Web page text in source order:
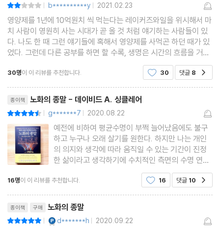
5장 먹기 좋은 알약
삶이 끝나야 한다고 말하는 법칙은 없다 | 이스터섬에서 발견한 장
수약, 라파마이신 | 커피 한 잔보다 싼 항노화제, 메트포르민 | 스택,
건강수명을 책임지는 물질들 | 최고의 스택, NAD | 불임 치료의 새
로운 희망 | 아버지의 반란 | 우리 앞에 펼쳐질 미래
6장 원대한 도약
우리 몸의 좀비, 노화세포 | 무임승차자 제거하기 | 노화 예방 접종:
미래의 백신을 찾아서 | 세포를 재프로그래밍하다 | 중추신경 재생:
노화 역전과 회춘의 실마리 | 해결되지 않은 의문들
7장 혁신의 시대
정밀의료의 탄생 | 내 상태를 안다는 것의 중요성 | 개인 생체감지기
의 시대| 최악의 팬데믹에 대비하라 | 누구에게 내 정보를 맡길 것인
가 | 더욱더 빨라지는 검사 | 백신 개발의 새 시대 | 맞춤 신체 기관
| b**********y | 2021.02.23
영양제를 1년에 10억원치 씩 먹는다는 레이커즈와일을 위시해서 마
치 사람이 영원히 사는 시대가 곧 올 것 처럼 얘기하는 사람들이 있
다. 나도 한 때 그런 얘기들에 혹해서 영양제를 사먹곤 하던 때가 있
었다. 그런데 다른 공부를 하면 할 수록, 생명은 시간의 흐름을 거스
사여구는 자본주의 자체와 연관이 깊다.
30명이 이 리뷰를 추천합니다. 30 댓글 8
종이책 노화의 종말 - 데이비드 A. 싱클레어
| g*******7 | 2020.08.22
예전에 비하여 평균수명이 부쩍 늘어났음에도 불구
하고 누구나 오래 살기를 원한다. 하지만 나는 개인
의 의지와 생각에 따라 움직일 수 있는 기간이 진정
한 삶이라고 생각하기에 수치적인 측면의 수명 연장
에는 그다지 관심이 없다. 오랜 시간 병상에 누워서
생명 연장 장치에 의존하여 투병을 하거나 치매와 같
달리면서 생명을 이어
16명이 이 리뷰를 추천합니다. 16 댓글 10
종이책 구매 노화의 종말
| d*******h | 2020.09.22